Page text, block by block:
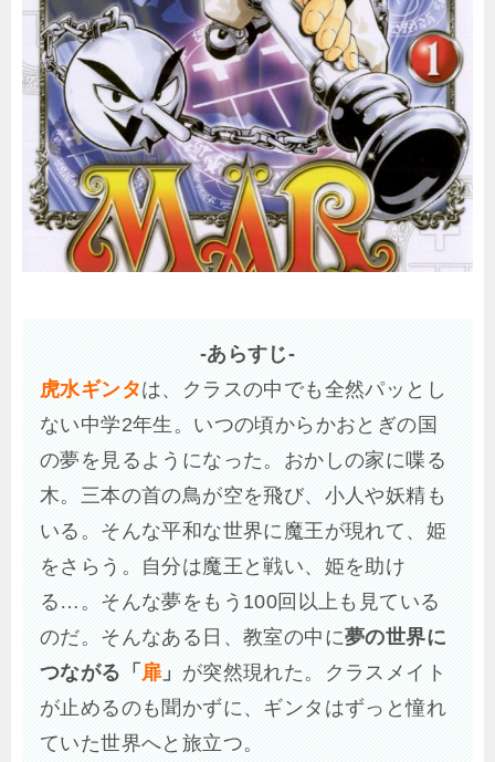
-あらすじ-
虎水ギンタは、クラスの中でも全然パッとし
ない中学2年生。いつの頃からかおとぎの国
の夢を見るようになった。おかしの家に喋る
木。三本の首の鳥が空を飛び、小人や妖精も
いる。そんな平和な世界に魔王が現れて、姫
をさらう。自分は魔王と戦い、姫を助け
る…。そんな夢をもう100回以上も見ている
のだ。そんなある日、教室の中に夢の世界に
つながる「 扉」 が突然現れた。クラスメイト
が止めるのも聞かずに、ギンタはずっと憧れ
ていた世界へと旅立つ。